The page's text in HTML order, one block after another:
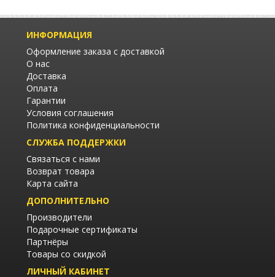
ИНФОРМАЦИЯ
Оформление заказа с доставкой
О нас
Доставка
Оплата
Гарантии
Условия соглашения
Политика конфиденциальности
СЛУЖБА ПОДДЕРЖКИ
Связаться с нами
Возврат товара
Карта сайта
ДОПОЛНИТЕЛЬНО
Производители
Подарочные сертификаты
Партнёры
Товары со скидкой
ЛИЧНЫЙ КАБИНЕТ